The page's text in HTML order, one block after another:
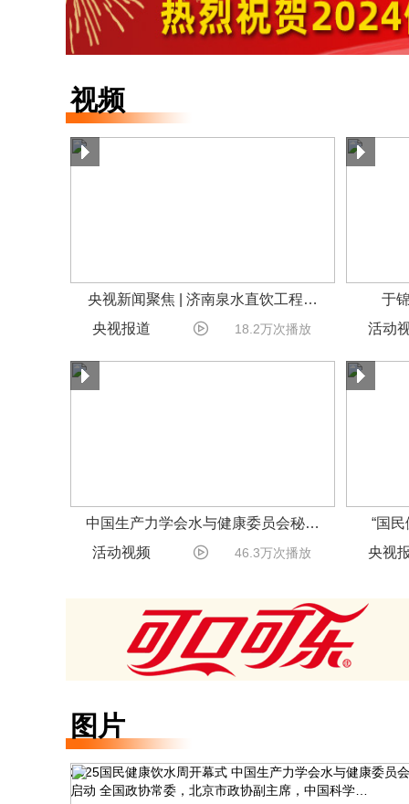
视频
央视新闻聚焦 | 济南泉水直饮工程…
央视报道
 18.2万次播放
于
活动
中国生产力学会水与健康委员会秘…
活动视频
 46.3万次播放
“国
央视
图片
2025国民健康饮水周开幕式 中国生产力学会水与健康委员
启动 全国政协常委，北京市政协副主席，中国科学…